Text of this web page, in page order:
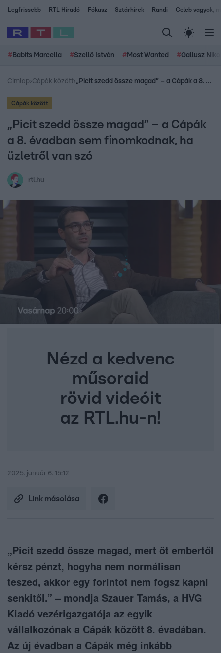
Legfrissebb RTL Híradó Fókusz Sztárhírek Randi Celeb vagyok,
# Babits Marcella #Szellő István # Most Wanted #Gallusz
Címlap›Cápák között› „Picit szedd össze magad” – a Cápák a 8. évadban sem finomkodnak, ha üzletről van szó
Cápák között
„Picit szedd össze magad” – a Cápák
a 8. évadban sem finomkodnak, ha
üzletről van szó
rtl.hu
Nézd a kedvenc
műsoraid
rövid videóit
az RTL.hu-n!
2025. január 6. 15:12
Link másolása
„Picit szedd össze magad, mert öt embertől
kérsz pénzt, hogyha nem normálisan
teszed, akkor egy forintot nem fogsz kapni
senkitől.” – mondja Szauer Tamás, a HVG
Kiadó vezérigazgatója az egyik
vállalkozónak a Cápák között 8. évadában.
Az új évadban a Cápák még inkább